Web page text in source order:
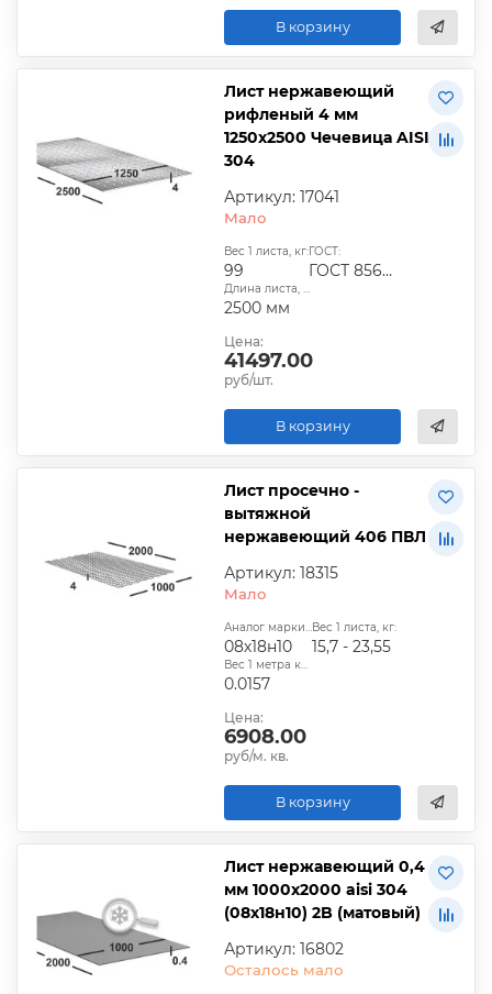
В корзину
Лист нержавеющий
рифленый 4 мм
1250х2500 Чечевица AISI
304
Артикул: 17041
Мало
Вес 1 листа, кг:
99
ГОСТ:
ГОСТ 8568-78
Длина листа, мм:
2500 мм
Цена:
41497.00
руб/шт.
В корзину
Лист просечно -
вытяжной
нержавеющий 406 ПВЛ
Артикул: 18315
Мало
Аналог марки стали:
08х18н10
Вес 1 листа, кг:
15,7 - 23,55
Вес 1 метра квадратного, т:
0.0157
Цена:
6908.00
руб/м. кв.
В корзину
Лист нержавеющий 0,4
мм 1000х2000 aisi 304
(08х18н10) 2B (матовый)
Артикул: 16802
Осталось мало